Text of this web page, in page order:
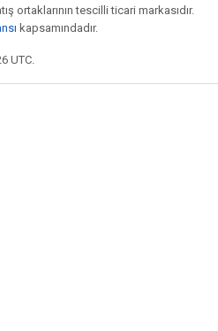
ortaklarının tescilli ticari markasıdır.
kapsamındadır.
UTC.